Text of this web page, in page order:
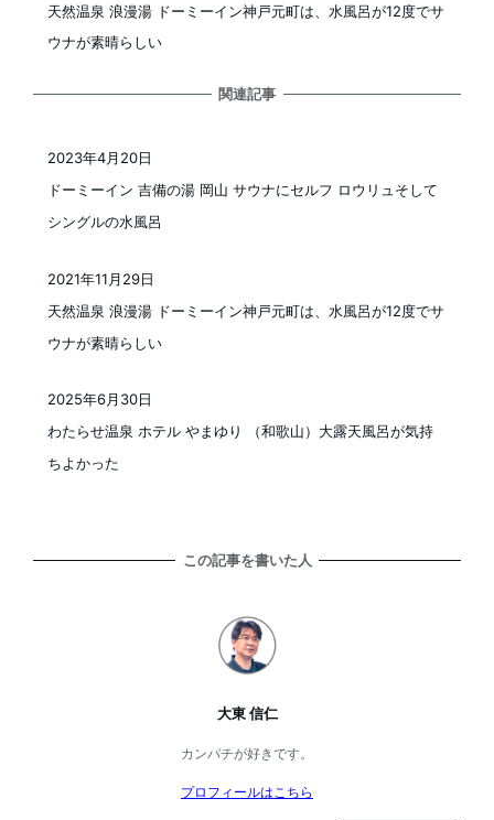
天然温泉 浪漫湯 ドーミーイン神戸元町は、水風呂が12度でサ
ウナが素晴らしい
関連記事
ドーミーイン 吉備の湯 岡山 サウナにセルフ ロウリュそして
シングルの水風呂
2023年4月20日
天然温泉 浪漫湯 ドーミーイン神戸元町は、水風呂が12度でサ
ウナが素晴らしい
2021年11月29日
わたらせ温泉 ホテル やまゆり （和歌山）大露天風呂が気持
ちよかった
2025年6月30日
この記事を書いた人
大東 信仁
カンパチが好きです。
プロフィールはこちら